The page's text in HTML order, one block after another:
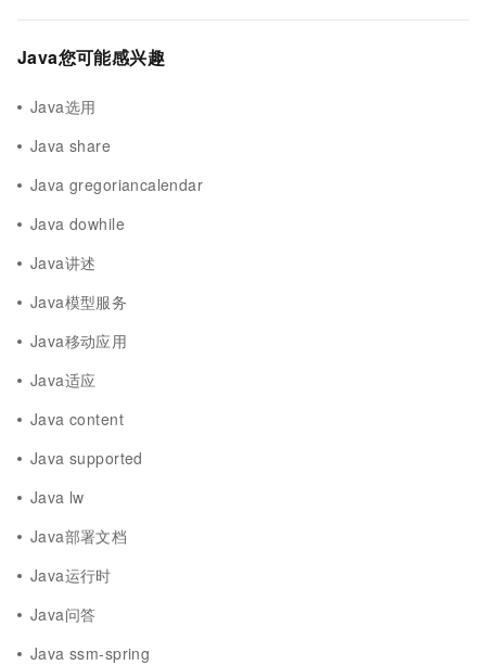
Java您可能感兴趣
Java选用
Java share
Java gregoriancalendar
Java dowhile
Java讲述
Java模型服务
Java移动应用
Java适应
Java content
Java supported
Java lw
Java部署文档
Java运行时
Java问答
Java ssm-spring